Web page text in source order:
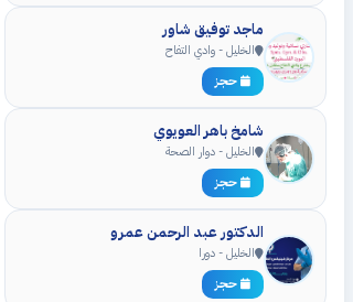
ماجد توفيق شاور
الخليل - وادي التفاح
حجز
شامخ باهر العويوي
الخليل - دوار الصحة
حجز
الدكتور عبد الرحمن عمرو
الخليل - دورا
حجز